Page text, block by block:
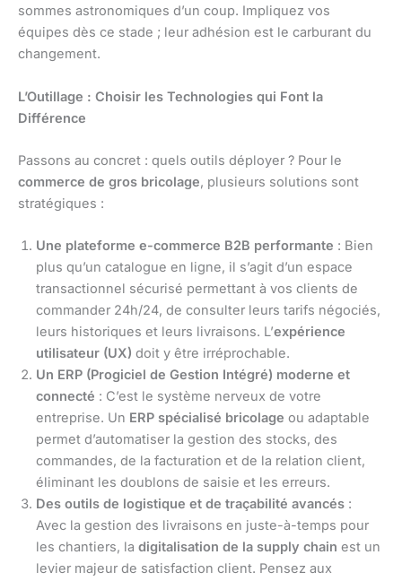
sommes astronomiques d’un coup. Impliquez vos
équipes dès ce stade ; leur adhésion est le carburant du
changement.
L’Outillage : Choisir les Technologies qui Font la
Différence
Passons au concret : quels outils déployer ? Pour le
commerce de gros bricolage, plusieurs solutions sont
stratégiques :
Une plateforme e-commerce B2B performante : Bien
plus qu’un catalogue en ligne, il s’agit d’un espace
transactionnel sécurisé permettant à vos clients de
commander 24h/24, de consulter leurs tarifs négociés,
leurs historiques et leurs livraisons. L’expérience
utilisateur (UX) doit y être irréprochable.
Un ERP (Progiciel de Gestion Intégré) moderne et
connecté : C’est le système nerveux de votre
entreprise. Un ERP spécialisé bricolage ou adaptable
permet d’automatiser la gestion des stocks, des
commandes, de la facturation et de la relation client,
éliminant les doublons de saisie et les erreurs.
Des outils de logistique et de traçabilité avancés :
Avec la gestion des livraisons en juste-à-temps pour
les chantiers, la digitalisation de la supply chain est un
levier majeur de satisfaction client. Pensez aux